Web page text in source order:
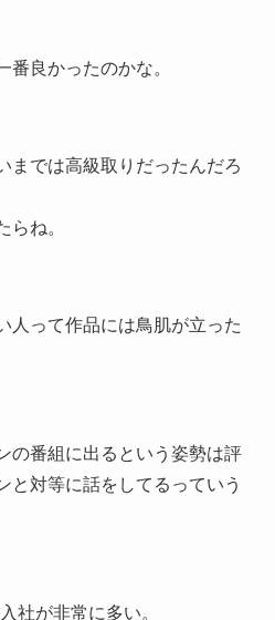
番良かったのかな。
までは高級取りだったんだろ
らね。
人って作品には鳥肌が立った
の番組に出るという姿勢は評
と対等に話をしてるっていう
社が非常に多い。